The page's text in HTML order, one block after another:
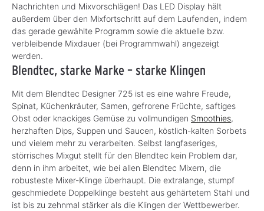
Nachrichten und Mixvorschlägen! Das LED Display hält
außerdem über den Mixfortschritt auf dem Laufenden, indem
das gerade gewählte Programm sowie die aktuelle bzw.
verbleibende Mixdauer (bei Programmwahl) angezeigt
werden.
Blendtec, starke Marke – starke Klingen
Mit dem Blendtec Designer 725 ist es eine wahre Freude,
Spinat, Küchenkräuter, Samen, gefrorene Früchte, saftiges
Obst oder knackiges Gemüse zu vollmundigen Smoothies,
herzhaften Dips, Suppen und Saucen, köstlich-kalten Sorbets
und vielem mehr zu verarbeiten. Selbst langfaseriges,
störrisches Mixgut stellt für den Blendtec kein Problem dar,
denn in ihm arbeitet, wie bei allen Blendtec Mixern, die
robusteste Mixer-Klinge überhaupt. Die extralange, stumpf
geschmiedete Doppelklinge besteht aus gehärtetem Stahl und
ist bis zu zehnmal stärker als die Klingen der Wettbewerber.